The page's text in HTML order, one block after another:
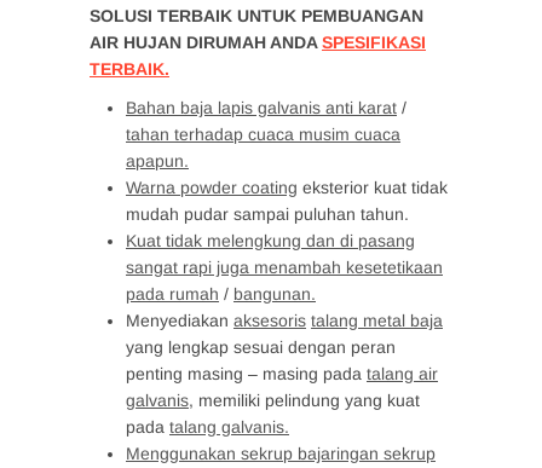
SOLUSI TERBAIK UNTUK PEMBUANGAN
AIR HUJAN DIRUMAH ANDASPESIFIKASI
TERBAIK.
Bahan baja lapis galvanis anti karat /
tahan terhadap cuaca musim cuaca
apapun.
Warna powder coating eksterior kuat tidak
mudah pudar sampai puluhan tahun.
Kuat tidak melengkung dan di pasang
sangat rapi juga menambah kesetetikaan
pada rumah / bangunan.
Menyediakan aksesoris talang metal baja
yang lengkap sesuai dengan peran
penting masing – masing pada talang air
galvanis, memiliki pelindung yang kuat
pada talang galvanis.
Menggunakan sekrup bajaringan sekrup